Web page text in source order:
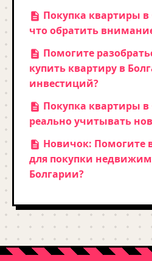
Покупка квартиры в
что обратить
Помогите
купить квартиру в
инвестиций?
Покупка квартиры
реально учитывать
Новичок: Помогите
для покупки
Болгарии?